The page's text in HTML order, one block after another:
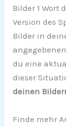
Bilder 1 Wort
Version des
Bilder in
du eine
dieser
deinen
Finde mehr